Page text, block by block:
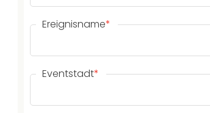
Ereignisname*
Eventstadt*